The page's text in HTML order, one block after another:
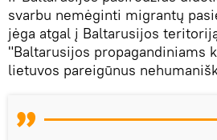
svarbu nemėginti migrantų
jėga atgal į Baltarusijos
"Baltarusijos propagandiniams
lietuvos pareigūnus